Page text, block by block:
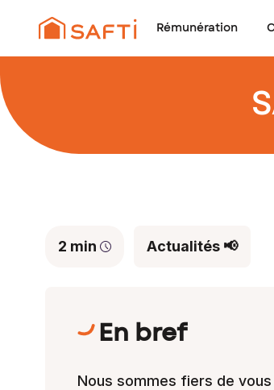
Rémunération
2 min Actualités 📢
En bref
Nous sommes fiers de